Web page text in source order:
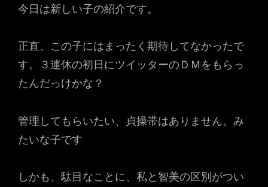
今日は新しい子の紹介です。
正直、この子にはまったく期待してなかったで
す。３連休の初日にツイッターのＤＭをもらっ
たんだっけかな？
管理してもらいたい、貞操帯はありません。み
たいな子です
しかも、駄目なことに、私と智美の区別がつい